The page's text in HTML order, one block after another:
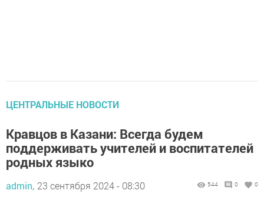
ЦЕНТРАЛЬНЫЕ НОВОСТИ
Кравцов в Казани: Всегда будем
поддерживать учителей и воспитателей
родных языко
admin, 23 сентября 2024 - 08:30 544 0 0